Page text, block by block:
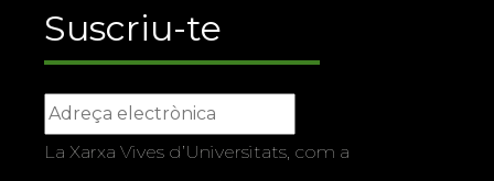
Suscriu-te
La Xarxa Vives d’Universitats, com a